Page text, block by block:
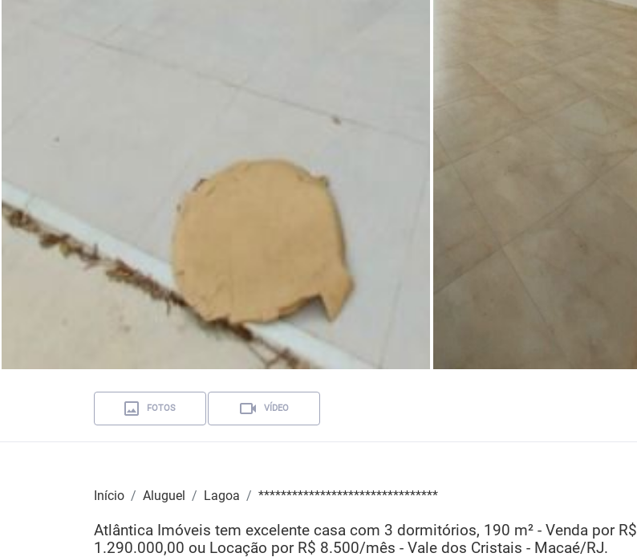
FOTOS VÍDEO
Início Aluguel Lagoa ********************************
Atlântica Imóveis tem excelente casa com 3 dormitórios, 190 m² - Venda por R$
1.290.000,00 ou Locação por R$ 8.500/mês - Vale dos Cristais - Macaé/RJ.